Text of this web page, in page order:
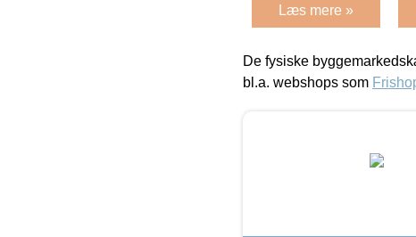
Læs mere »
De fysiske
bl.a. webshops som